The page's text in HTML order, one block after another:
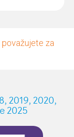
za
2019, 2020,
2025